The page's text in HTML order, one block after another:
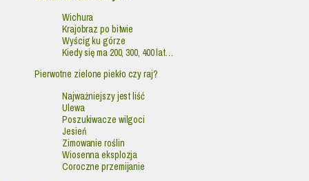
Wichura
Krajobraz po bitwie
Wyścig ku górze
Kiedy się ma 200, 300, 400 lat…
Pierwotne zielone piekło czy raj?
Najważniejszy jest liść
Ulewa
Poszukiwacze wilgoci
Jesień
Zimowanie roślin
Wiosenna eksplozja
Coroczne przemijanie